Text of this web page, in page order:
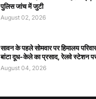
पुलिस जांच में जुटी
August 02, 2026
सावन के पहले सोमवार पर हिमालय
बांटा दूध-केले का प्रसाद, रेलवे स्टेशन
August 04, 2026